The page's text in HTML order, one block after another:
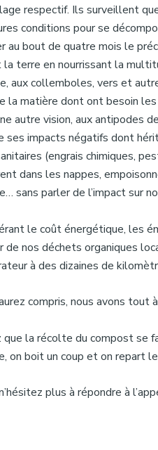
respectif. Ils surveillent
conditions pour se
au bout de quatre mois le
la terre en nourrissant la
aux collemboles, vers et
la matière dont ont besoin
autre vision, aux antipodes
ses impacts négatifs dont
(engrais chimiques,
dans les nappes,
sans parler de l’impact sur
le coût énergétique, les
de nos déchets organiques
à des dizaines de
compris, nous avons tout
que la récolte du compost se
on boit un coup et on repart
plus à répondre à